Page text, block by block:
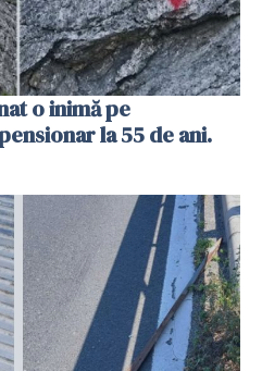
o inimă pe
la 55 de ani.